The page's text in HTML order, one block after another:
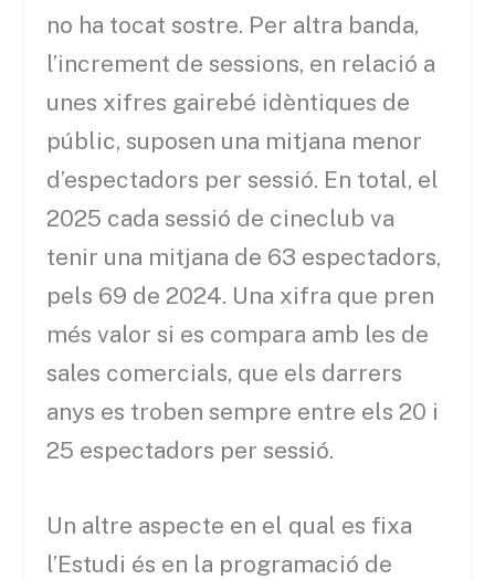
no ha tocat sostre. Per altra banda,
l’increment de sessions, en relació a
unes xifres gairebé idèntiques de
públic, suposen una mitjana menor
d’espectadors per sessió. En total, el
2025 cada sessió de cineclub va
tenir una mitjana de 63 espectadors,
pels 69 de 2024. Una xifra que pren
més valor si es compara amb les de
sales comercials, que els darrers
anys es troben sempre entre els 20 i
25 espectadors per sessió.
Un altre aspecte en el qual es fixa
l’Estudi és en la programació de